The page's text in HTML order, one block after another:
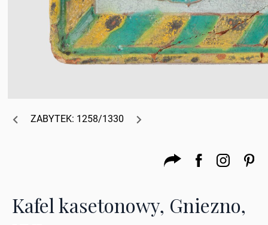
ZABYTEK: 1258/1330
Kafel kasetonowy, Gniezno,